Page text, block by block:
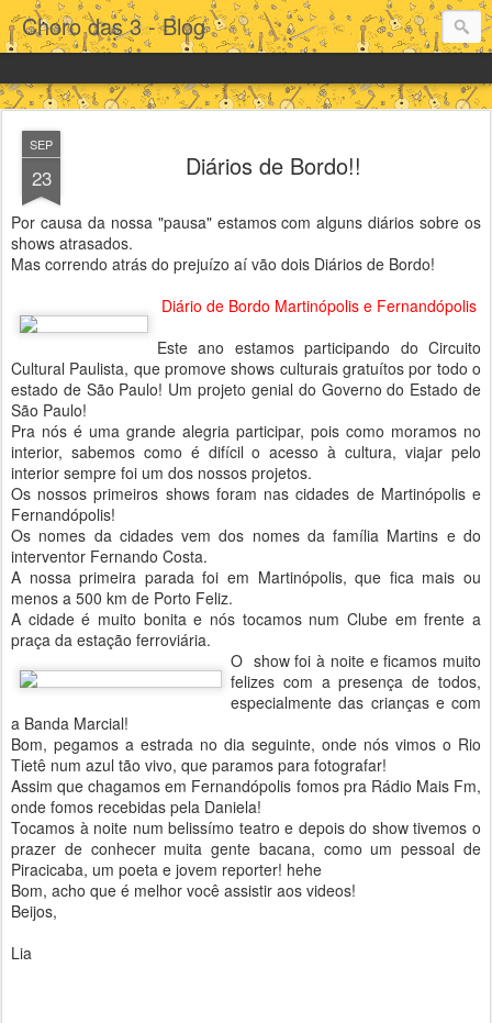
Choro das 3 - Blog
SEP
23 Diários de Bordo!!
Por causa da nossa "pausa" estamos com alguns diários sobre os
shows atrasados.
Mas correndo atrás do prejuízo aí vão dois Diários de Bordo!
Diário de Bordo Martinópolis e Fernandópolis
Este ano estamos participando do Circuito
Cultural Paulista, que promove shows culturais gratuítos por todo o
estado de São Paulo! Um projeto genial do Governo do Estado de
São Paulo!
Pra nós é uma grande alegria participar, pois como moramos no
interior, sabemos como é difícil o acesso à cultura, viajar pelo
interior sempre foi um dos nossos projetos.
Os nossos primeiros shows foram nas cidades de Martinópolis e
Fernandópolis!
Os nomes da cidades vem dos nomes da família Martins e do
interventor Fernando Costa.
A nossa primeira parada foi em Martinópolis, que fica mais ou
menos a 500 km de Porto Feliz.
A cidade é muito bonita e nós tocamos num Clube em frente a
praça da estação ferroviária.
O show foi à noite eficamos muito
felizes com a presença de todos,
especialmente das crianças e com
a Banda Marcial!
Bom, pegamos a estrada no dia seguinte, onde nós vimos o Rio
Tietê num azul tão vivo, que paramos para fotografar!
Assim que chagamos em Fernandópolis fomos pra Rádio Mais Fm,
onde fomos recebidas pela Daniela!
Tocamos à noite num belissímo teatro e depois do show tivemos o
prazer de conhecer muita gente bacana, como um pessoal de
Piracicaba, um poeta e jovem reporter! hehe
Bom, acho que é melhor você assistir aos videos!
Beijos,
Lia